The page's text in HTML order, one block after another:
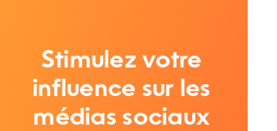
Stimulez votre
influence sur les
médias sociaux